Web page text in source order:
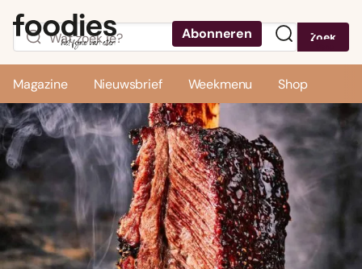
Abonneren Zoek
Magazine Nieuwsbrief Weekmenu Shop